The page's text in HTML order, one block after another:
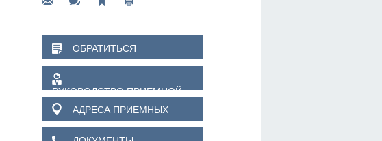
ОБРАТИТЬСЯ
РУКОВОДСТВО ПРИЕМНОЙ
АДРЕСА ПРИЕМНЫХ